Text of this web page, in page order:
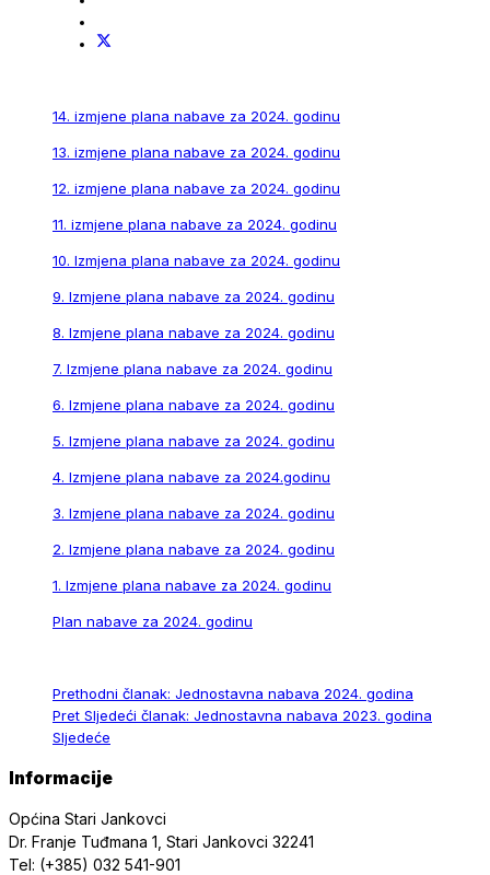
14. izmjene plana nabave za 2024. godinu
13. izmjene plana nabave za 2024. godinu
12. izmjene plana nabave za 2024. godinu
11. izmjene plana nabave za 2024. godinu
10. Izmjena plana nabave za 2024. godinu
9. Izmjene plana nabave za 2024. godinu
8. Izmjene plana nabave za 2024. godinu
7. Izmjene plana nabave za 2024. godinu
6. Izmjene plana nabave za 2024. godinu
5. Izmjene plana nabave za 2024. godinu
4. Izmjene plana nabave za 2024.godinu
3. Izmjene plana nabave za 2024. godinu
2. Izmjene plana nabave za 2024. godinu
1. Izmjene plana nabave za 2024. godinu
Plan nabave za 2024. godinu
Prethodni članak: Jednostavna nabava 2024. godina
Pret Sljedeći članak: Jednostavna nabava 2023. godina
Sljedeće
Informacije
Općina Stari Jankovci
Dr. Franje Tuđmana 1, Stari Jankovci 32241
Tel: (+385) 032 541-901